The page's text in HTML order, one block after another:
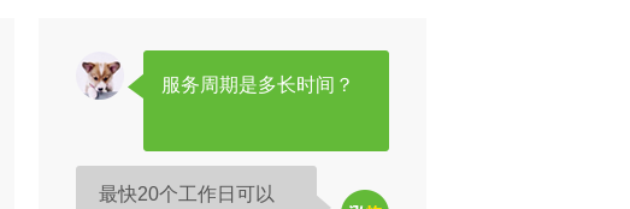
服务周期是多长时间？
最快20个工作日可以